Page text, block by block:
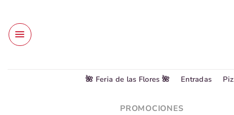
contenido
🌺 Feria de las Flores 🌺 Entradas
PROMOCIONES